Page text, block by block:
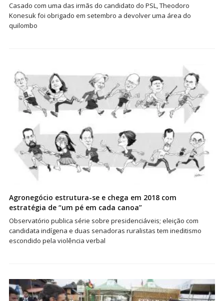
Casado com uma das irmãs do candidato do PSL, Theodoro
Konesuk foi obrigado em setembro a devolver uma área do
quilombo
Agronegócio estrutura-se e chega em 2018 com
estratégia de “um pé em cada canoa”
Observatório publica série sobre presidenciáveis; eleição com
candidata indígena e duas senadoras ruralistas tem ineditismo
escondido pela violência verbal